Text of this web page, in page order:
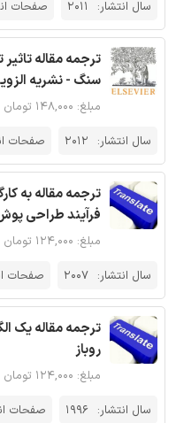
سال انتشار:
2011 صفحات
ترجمه مقاله
سنگ - نشریه
مبلغ: ۱۴۸,۰۰۰ تومان
سال انتشار: 2012 صفحات
ترجمه مقاله به
فرآیند طراحی
مبلغ: ۱۲۴,۰۰۰ تومان
سال انتشار: 2007 صفحات
ترجمه مقاله یک
روباز
مبلغ: ۱۲۴,۰۰۰ تومان
سال انتشار: 1996 صفحات